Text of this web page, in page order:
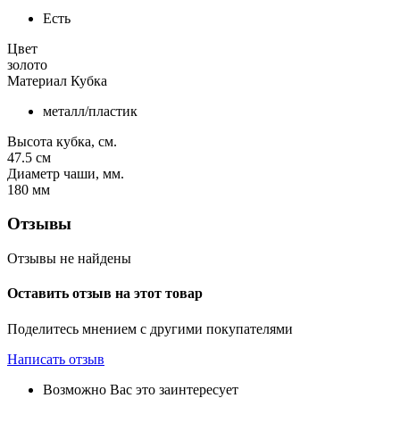
Есть
Цвет
золото
Материал Кубка
металл/пластик
Высота кубка, см.
47.5 см
Диаметр чаши, мм.
180 мм
Отзывы
Отзывы не найдены
Оставить отзыв на этот товар
Поделитесь мнением с другими покупателями
Написать отзыв
Возможно Вас это заинтересует